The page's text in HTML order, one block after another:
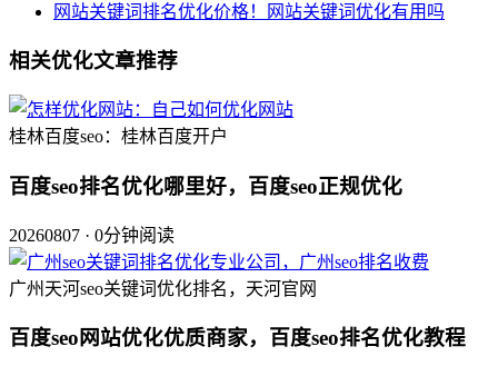
网站关键词排名优化价格！网站关键词优化有用吗
相关优化文章推荐
桂林百度seo：桂林百度开户
百度seo排名优化哪里好，百度seo正规优化
20260807 · 0分钟阅读
广州天河seo关键词优化排名，天河官网
百度seo网站优化优质商家，百度seo排名优化教程